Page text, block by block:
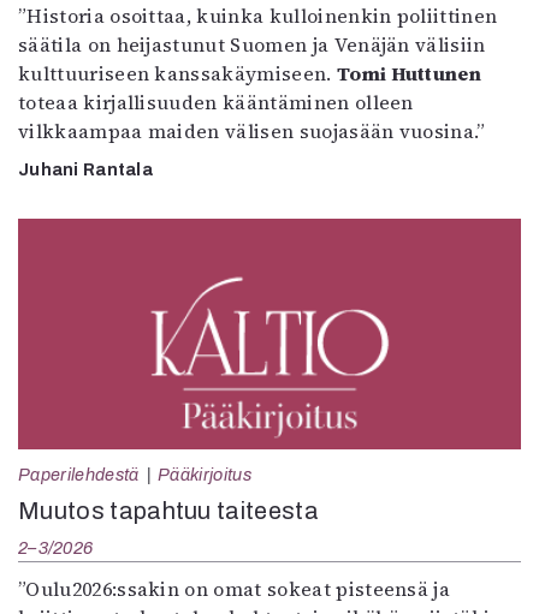
”Historia osoittaa, kuinka kulloinenkin poliittinen
säätila on heijastunut Suomen ja Venäjän välisiin
kulttuuriseen kanssakäymiseen. Tomi Huttunen
toteaa kirjallisuuden kääntäminen olleen
vilkkaampaa maiden välisen suojasään vuosina.”
Juhani Rantala
Paperilehdestä Pääkirjoitus
Muutos tapahtuu taiteesta
2–3/2026
”Oulu2026:ssakin on omat sokeat pisteensä ja